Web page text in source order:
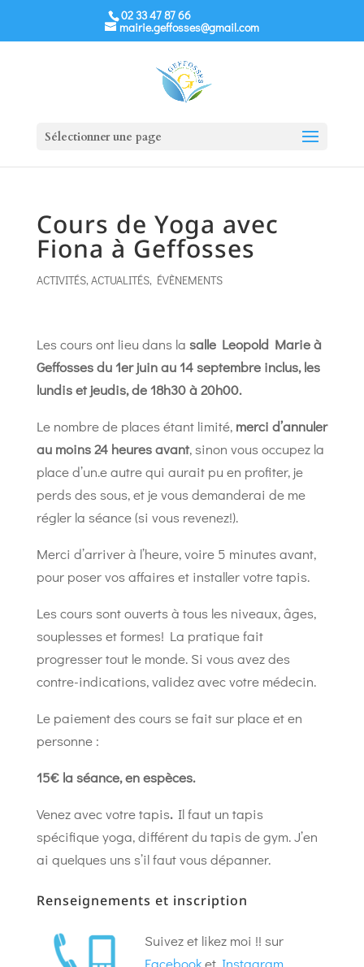
02 33 47 87 66
mairie.geffosses@gmail.com
Sélectionner une page
Cours de Yoga avec
Fiona à Geffosses
ACTIVITÉS,ACTUALITÉS, ÉVÈNEMENTS
Les cours ont lieu dans la salle Leopold Marie à
Geffosses du 1er juin au 14 septembre inclus, les
lundis et jeudis, de 18h30 à 20h00.
Le nombre de places étant limité, merci d’annuler
au moins 24 heures avant, sinon vous occupez la
place d’un.e autre qui aurait pu en profiter, je
perds des sous, et je vous demanderai de me
régler la séance (si vous revenez!).
Merci d’arriver à l’heure, voire 5 minutes avant,
pour poser vos affaires et installer votre tapis.
Les cours sont ouverts à tous les niveaux, âges,
souplesses et formes! La pratique fait
progresser tout le monde. Si vous avez des
contre-indications, validez avec votre médecin.
Le paiement des cours se fait sur place et en
personne :
15€ la séance, en espèces.
Venez avec votre tapis.Il faut un tapis
spécifique yoga, différent du tapis de gym. J’en
ai quelques uns s’il faut vous dépanner.
Renseignements et inscription
Suivez et likez moi !! sur